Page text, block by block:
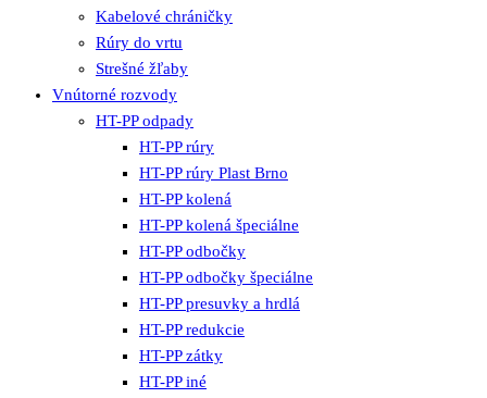
Kabelové chráničky
Rúry do vrtu
Strešné žľaby
Vnútorné rozvody
HT-PP odpady
HT-PP rúry
HT-PP rúry Plast Brno
HT-PP kolená
HT-PP kolená špeciálne
HT-PP odbočky
HT-PP odbočky špeciálne
HT-PP presuvky a hrdlá
HT-PP redukcie
HT-PP zátky
HT-PP iné